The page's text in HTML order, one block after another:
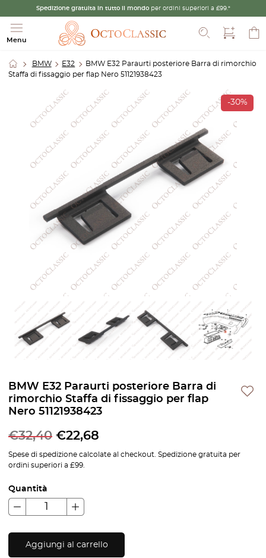
Spedizione gratuita in tutto il mondo per ordini superiori a £99.*
Menu
Cerca
BMW E32
BMW E32 Paraurti posteriore Barra di rimorchio
Staffa di fissaggio per flap Nero 51121938423
-30%
BMW E32 Paraurti posteriore Barra di
rimorchio Staffa di fissaggio per flap
Nero 51121938423
€32,40 €22,68
Spese di spedizione calcolate al checkout. Spedizione gratuita per
ordini superiori a £99.
Quantità
Aggiungi al carrello